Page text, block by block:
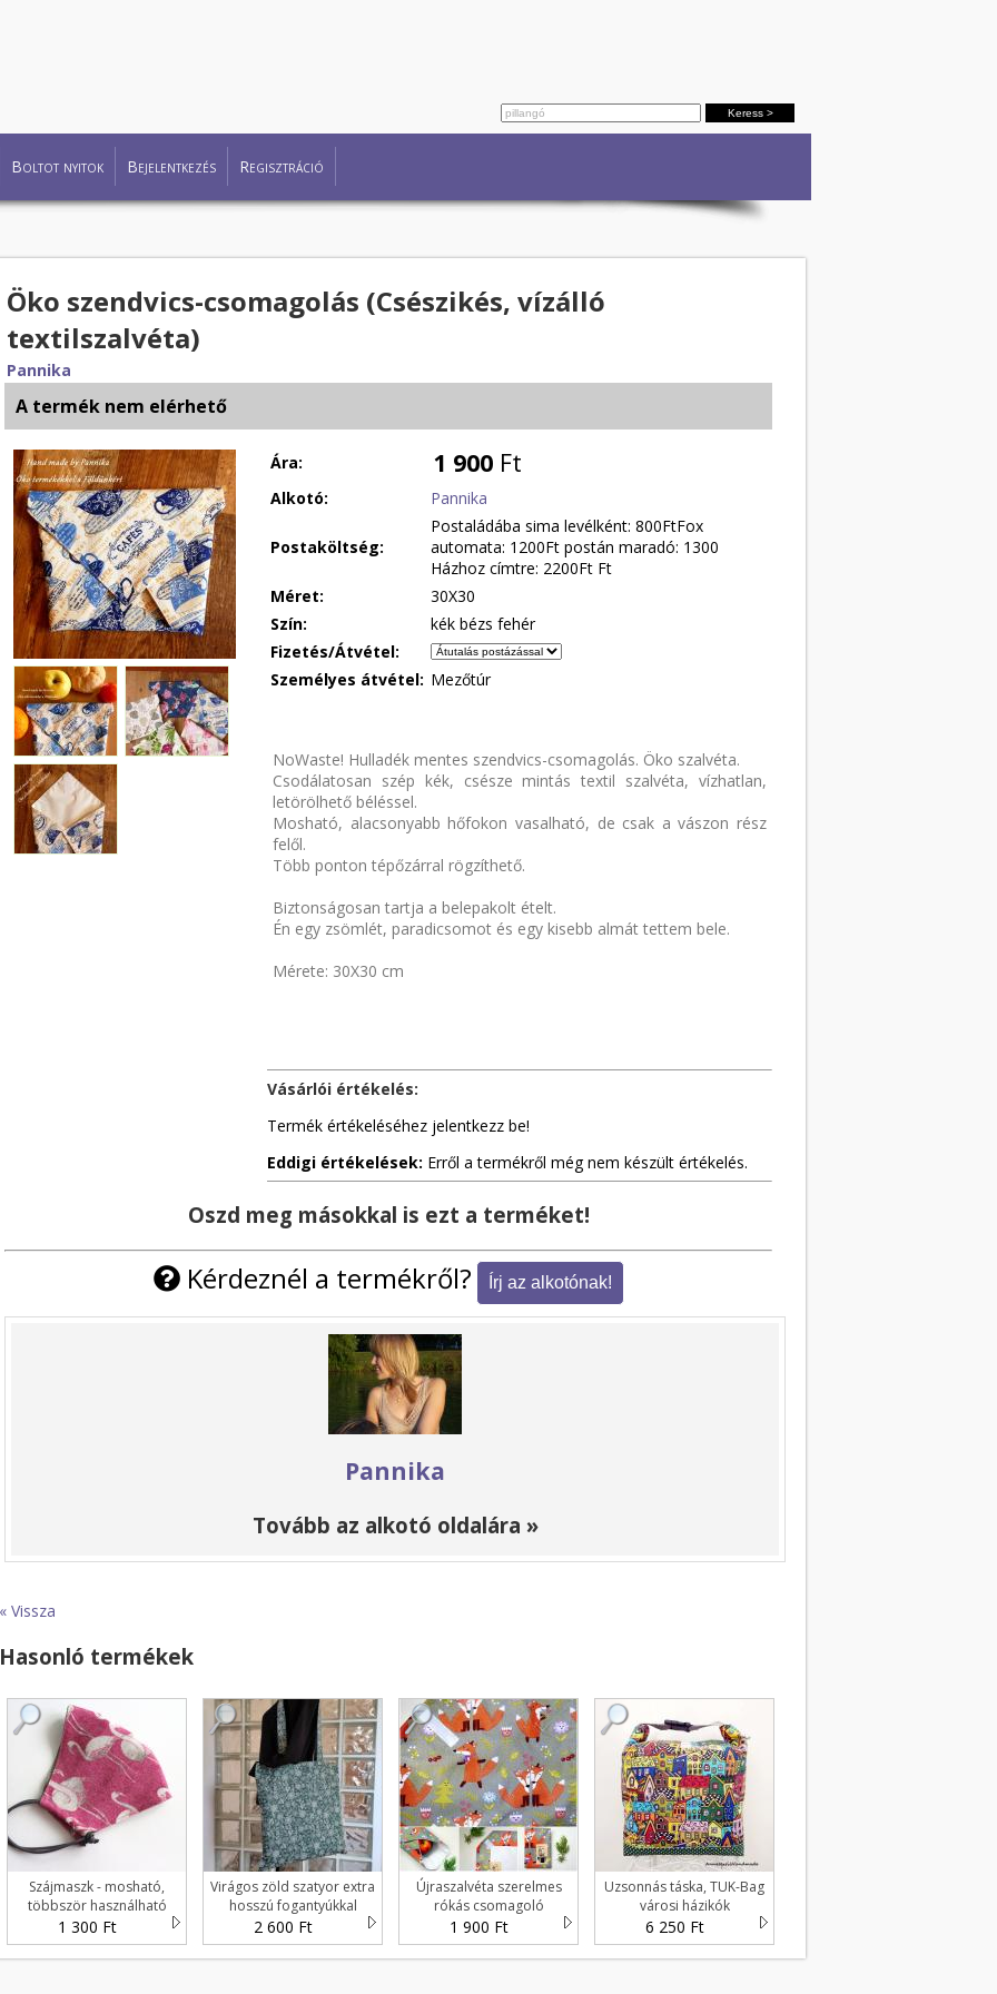
Boltot nyitok Bejelentkezés Regisztráció
Öko szendvics-csomagolás (Csészikés, vízálló
textilszalvéta)
Pannika
A termék nem elérhető
Ára: 1 900 Ft
Alkotó: Pannika
Postaköltség:
Postaládába sima levélként: 800FtFox
automata: 1200Ft postán maradó: 1300
Házhoz címtre: 2200Ft Ft
Méret:
30X30
Szín:
kék bézs fehér
Fizetés/Átvétel:
Személyes átvétel: Mezőtúr
NoWaste! Hulladék mentes szendvics-csomagolás. Öko szalvéta.
Csodálatosan szép kék, csésze mintás textil szalvéta, vízhatlan,
letörölhető béléssel.
Mosható, alacsonyabb hőfokon vasalható, de csak a vászon rész
felől.
Több ponton tépőzárral rögzíthető.
Biztonságosan tartja a belepakolt ételt.
Én egy zsömlét, paradicsomot és egy kisebb almát tettem bele.
Mérete: 30X30 cm
Vásárlói értékelés:
Termék értékeléséhez jelentkezz be!
Eddigi értékelések: Erről a termékről még nem készült értékelés.
Oszd meg másokkal is ezt a terméket!
Kérdeznél a termékről?
Pannika
Tovább az alkotó oldalára »
« Vissza
Hasonló termékek
Szájmaszk - mosható,
többször használható
1 300 Ft
Virágos zöld szatyor extra
hosszú fogantyúkkal
2 600 Ft
Újraszalvéta szerelmes
rókás csomagoló
1 900 Ft
Uzsonnás táska, TUK-Bag
városi házikók
6 250 Ft